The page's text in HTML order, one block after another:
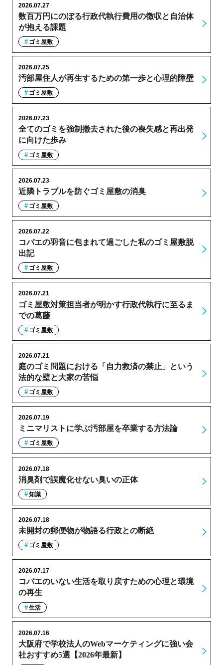
数百万円にのぼる行政代執行費用の徴収と自治体
が抱える課題
2026.07.27
ゴミ屋敷
汚部屋住人が再生するための第一歩と心理的障壁
2026.07.25
ゴミ屋敷
全てのゴミを強制撤去された後の喪失感と再出発
に向けた歩み
2026.07.23
ゴミ屋敷
近隣トラブルを防ぐゴミ屋敷の消臭
2026.07.23
ゴミ屋敷
コバエの羽音に包まれて過ごした私のゴミ屋敷脱
出記
2026.07.22
ゴミ屋敷
ゴミ屋敷対策担当者が明かす行政代執行に至るま
での葛藤
2026.07.21
ゴミ屋敷
庭のゴミ問題における「自力救済の禁止」という
法的な壁と大家の苦悩
2026.07.21
ゴミ屋敷
ミニマリストに学ぶ汚部屋を卒業する方法論
2026.07.19
ゴミ屋敷
消臭剤で誤魔化せない臭いの正体
2026.07.18
知識
未開封の郵便物が物語る行政との断絶
2026.07.18
ゴミ屋敷
コバエのいない生活を取り戻すための心理と環境
の再生
2026.07.17
生活
大阪府で学校法人のWebマーケティングに強い会
社おすすめ5選【2026年最新】
2026.07.16